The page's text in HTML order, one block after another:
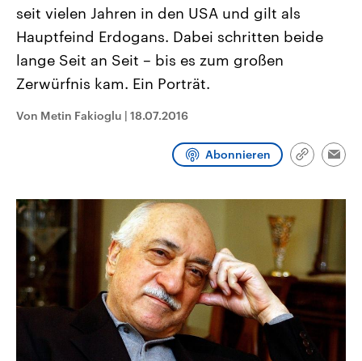
Landtagswahl Sachsen-Anhalt
2026
Alle Informationen
Sachsen-Anhalt wählt am 6.
September 2026 einen neuen
Landtag. Seit 2021 wird das
Bundesland von einer Koalition aus
Umfragen, Prognosen,
Wahlprogramme, aktuelle Berichte
und Kandidaten der anstehenden
Aktuelle Beiträge,
Hintergründe
Wirtschaftlich und
gehören die Vereinigten
den mächtigsten Ländern
seit vielen Jahren in den USA und gilt als
Hauptfeind Erdogans. Dabei schritten beide
lange Seit an Seit – bis es zum großen
Zerwürfnis kam. Ein Porträt.
Von Metin Fakioglu | 18.07.2016
Abonnieren
Link